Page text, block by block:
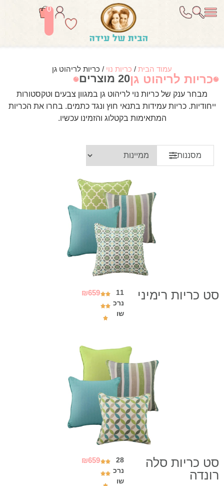
0
עמוד הבית / כריות נוי / כריות לריהוט גן
כריות לריהוט גן20 מוצרים
מבחר ענק של כריות נוי לריהוט גן במגוון צבעים וטקסטורות
ייחודיות. כריות עמידות בתנאי חוץ ונגד כתמים. בחרו את הכריות
המתאימות בקטלוג והזמינו עכשיו.
מסננות
סט כריות רימיני
11
נרכ
שו
₪659
סט כריות סלה
רונדה
28
נרכ
שו
₪659